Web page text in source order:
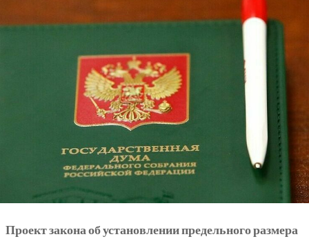
Проект закона об установлении предельного размера